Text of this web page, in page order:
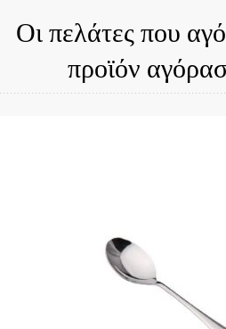
Οι πελάτες που
προϊόν